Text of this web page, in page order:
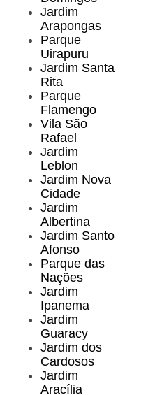
Jardim
Arapongas
Parque
Uirapuru
Jardim Santa
Rita
Parque
Flamengo
Vila São
Rafael
Jardim
Leblon
Jardim Nova
Cidade
Jardim
Albertina
Jardim Santo
Afonso
Parque das
Nações
Jardim
Ipanema
Jardim
Guaracy
Jardim dos
Cardosos
Jardim
Aracília